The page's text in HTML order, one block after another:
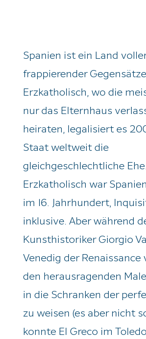
Spanien ist ein Land
frappierender
Erzkatholisch, wo die
nur das Elternhaus
heiraten, legalisiert es
Staat weltweit die
gleichgeschlechtliche Ehe.
Erzkatholisch war
im 16. Jahrhundert,
inklusive. Aber während
Kunsthistoriker Giorgio
Venedig der Renaissance
den herausragenden
in die Schranken der
zu weisen (es aber nicht
konnte El Greco im